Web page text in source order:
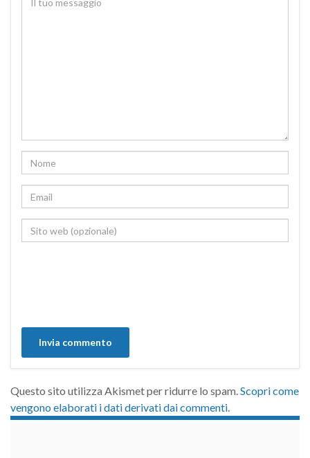
Questo sito utilizza Akismet per ridurre lo spam.Scopri come
vengono elaborati i dati derivati dai commenti.